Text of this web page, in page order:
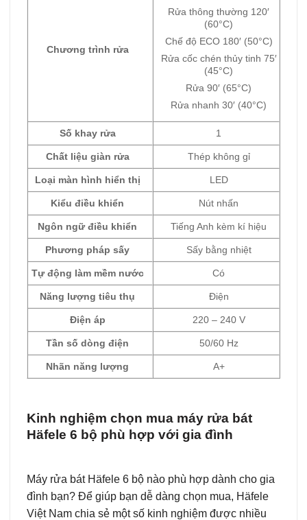
Chương trình rửa
Rửa thông thường 120′
(60°C)
Chế độ ECO 180′ (50°C)
Rửa cốc chén thủy tinh 75′
(45°C)
Rửa 90′ (65°C)
Rửa nhanh 30′ (40°C)
Số khay rửa 1
Chất liệu giàn rửa Thép không gỉ
Loại màn hình hiển thị LED
Kiểu điều khiển Nút nhấn
Ngôn ngữ điều khiển Tiếng Anh kèm kí hiệu
Phương pháp sấy Sấy bằng nhiệt
Tự động làm mềm nước Có
Năng lượng tiêu thụ Điện
Điện áp 220 – 240 V
Tần số dòng điện 50/60 Hz
Nhãn năng lượng A+
Kinh nghiệm chọn mua máy rửa bát
Häfele 6 bộ phù hợp với gia đình
Máy rửa bát Häfele 6 bộ nào phù hợp dành cho gia
đình bạn? Để giúp bạn dễ dàng chọn mua, Häfele
Việt Nam chia sẻ một số kinh nghiệm được nhiều